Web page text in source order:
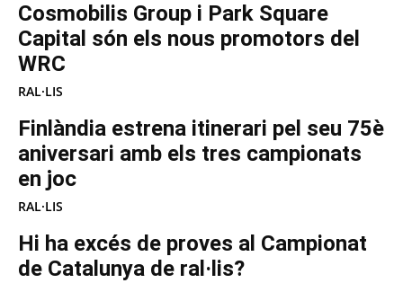
Cosmobilis Group i Park Square
Capital són els nous promotors del
WRC
RAL·LIS
Finlàndia estrena itinerari pel seu 75è
aniversari amb els tres campionats
en joc
RAL·LIS
Hi ha excés de proves al Campionat
de Catalunya de ral·lis?